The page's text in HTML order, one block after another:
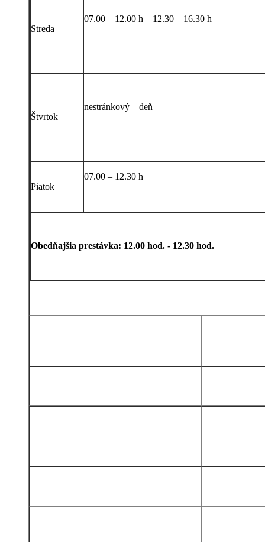
Streda
07.00 – 12.00 h 12.30 – 16.30 h
Štvrtok
nestránkový deň
Piatok
07.00 – 12.30 h
Obedňajšia prestávka: 12.00 hod. - 12.30 hod.